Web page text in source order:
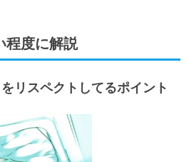
程度に解説
リスペクトしてるポイント